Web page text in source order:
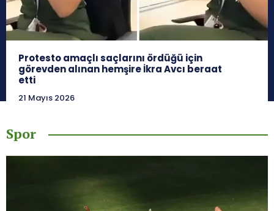
Protesto amaçlı saçlarını ördüğü için
görevden alınan hemşire İkra Avcı beraat
etti
21 Mayıs 2026
Spor